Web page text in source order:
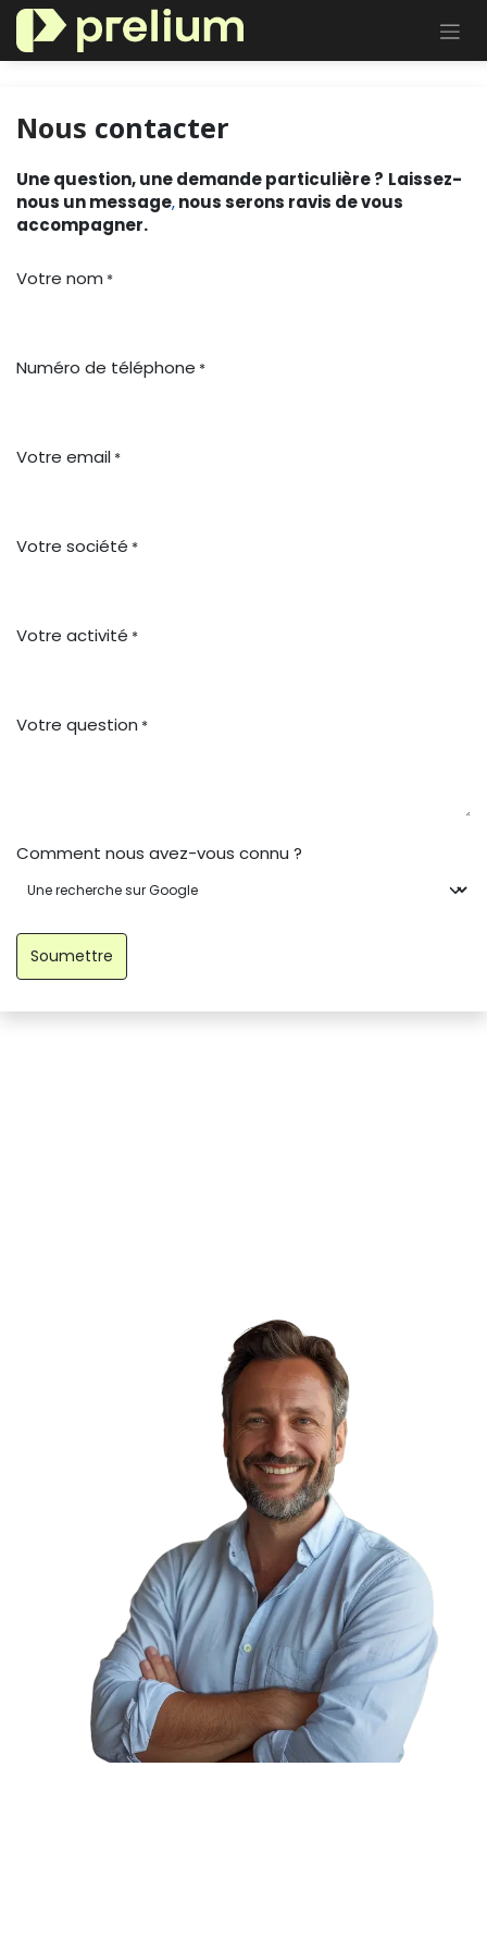
Se rendre au contenu
Nous contacter
Une question, une demande particulière ? Laissez-
nous un message,nous serons ravis de vous
accompagner.
Votre nom *
Numéro de téléphone *
Votre email *
Votre société *
Votre activité *
Votre question *
Comment nous avez-vous connu ?
Soumettre